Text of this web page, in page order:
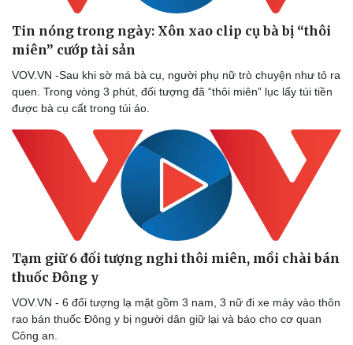
Tin nóng trong ngày: Xôn xao clip cụ bà bị “thôi
miên” cướp tài sản
VOV.VN -Sau khi sờ má bà cụ, người phụ nữ trò chuyện như tỏ ra
quen. Trong vòng 3 phút, đối tượng đã “thôi miên” lục lấy túi tiền
được bà cụ cất trong túi áo.
Tạm giữ 6 đối tượng nghi thôi miên, mồi chài bán
thuốc Đông y
VOV.VN - 6 đối tượng lạ mặt gồm 3 nam, 3 nữ đi xe máy vào thôn
rao bán thuốc Đông y bị người dân giữ lại và báo cho cơ quan
Công an.